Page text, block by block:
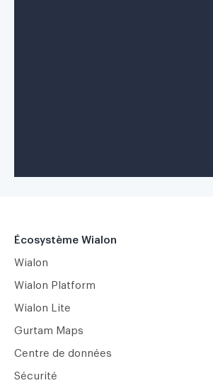
Écosystème Wialon
Wialon
Wialon Platform
Wialon Lite
Gurtam Maps
Centre de données
Sécurité